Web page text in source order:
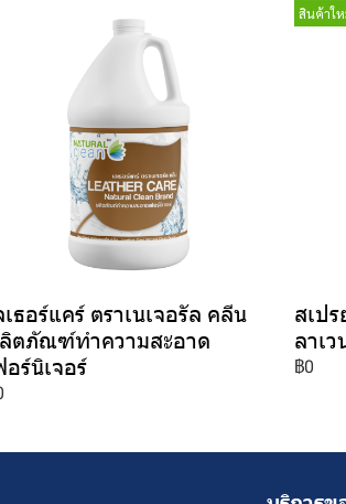
เธอร์แคร์ ตราเนเจอรัล คลีน
ตภัณฑ์ทำความสะอาด
อร์นิเจอร์
สินค้าใ
สเป
ลาเ
฿0